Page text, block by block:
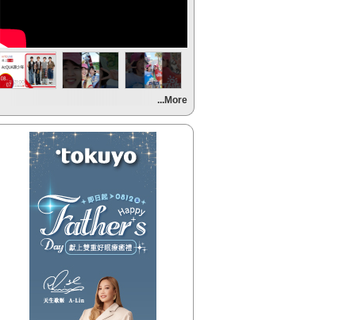
(南部)
點播特區-小米
【Next】
【HitFm正在進行】
【Next】
(宜蘭)東STOP！MUSIC ON AIR
【HitFm正在進行】
(花東)
...More